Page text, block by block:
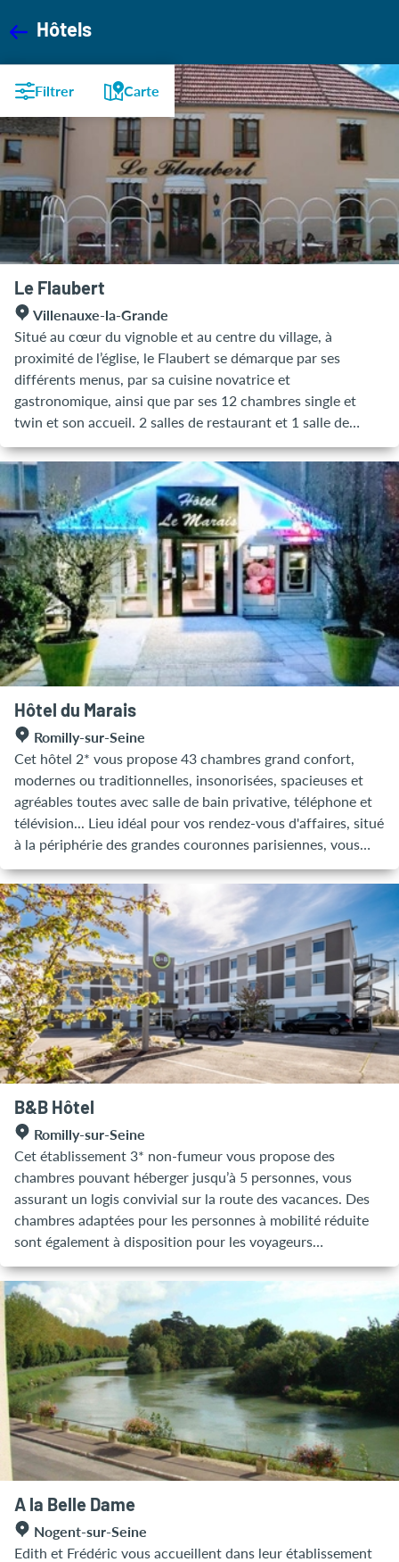
Hôtels
Filtrer Carte
Le Flaubert
Villenauxe-la-Grande
Situé au cœur du vignoble et au centre du village, à
proximité de l’église, le Flaubert se démarque par ses
différents menus, par sa cuisine novatrice et
gastronomique, ainsi que par ses 12 chambres single et
twin et son accueil. 2 salles de restaurant et 1 salle de
séminaire peuvent accueillir respectivement environ 70 et
30 personnes. Baptême, repas d’anniversaire, communion,
mariage, repas d’affaire, dans un cadre boisé et
champenois. Toutes les chambres ont été rénovés dans une
ambiance cocooning et moderne, contenant chacune une
télévision et une salle de bain. Une chambre et des
aménagements ont été effectués pour accueillir des
personnes handicapées. Cuisine à domicile et cours de
cuisine.
Hôtel du Marais
Romilly-sur-Seine
Cet hôtel 2* vous propose 43 chambres grand confort,
modernes ou traditionnelles, insonorisées, spacieuses et
agréables toutes avec salle de bain privative, téléphone et
télévision... Lieu idéal pour vos rendez-vous d'affaires, situé
à la périphérie des grandes couronnes parisiennes, vous
serez de plus situé à deux pas des commerces et
restaurants. Tout est prévu pour que votre halte soit la plus
agréable possible.
B&B Hôtel
Romilly-sur-Seine
Cet établissement 3* non-fumeur vous propose des
chambres pouvant héberger jusqu’à 5 personnes, vous
assurant un logis convivial sur la route des vacances. Des
chambres adaptées pour les personnes à mobilité réduite
sont également à disposition pour les voyageurs
nécessitant le confort et la sécurité adéquats.
A la Belle Dame
Nogent-sur-Seine
Edith et Frédéric vous accueillent dans leur établissement